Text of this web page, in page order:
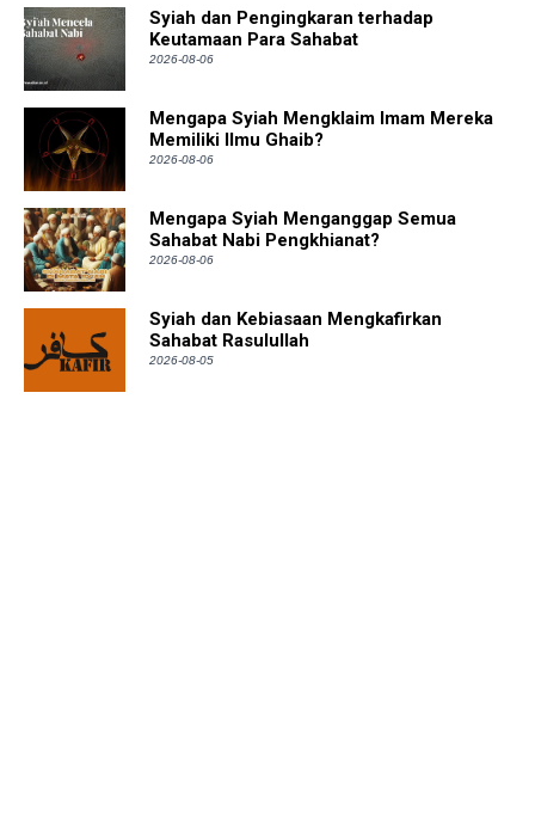
Syiah dan Pengingkaran terhadap
Keutamaan Para Sahabat
2026-08-06
Mengapa Syiah Mengklaim Imam Mereka
Memiliki Ilmu Ghaib?
2026-08-06
Mengapa Syiah Menganggap Semua
Sahabat Nabi Pengkhianat?
2026-08-06
Syiah dan Kebiasaan Mengkafirkan
Sahabat Rasulullah
2026-08-05